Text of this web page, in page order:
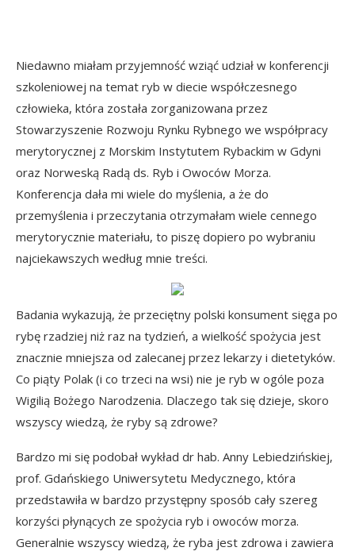
Niedawno miałam przyjemność wziąć udział w konferencji
szkoleniowej na temat ryb w diecie współczesnego
człowieka, która została zorganizowana przez
Stowarzyszenie Rozwoju Rynku Rybnego we współpracy
merytorycznej z Morskim Instytutem Rybackim w Gdyni
oraz Norweską Radą ds. Ryb i Owoców Morza.
Konferencja dała mi wiele do myślenia, a że do
przemyślenia i przeczytania otrzymałam wiele cennego
merytorycznie materiału, to piszę dopiero po wybraniu
najciekawszych według mnie treści.
Badania wykazują, że przeciętny polski konsument sięga po
rybę rzadziej niż raz na tydzień, a wielkość spożycia jest
znacznie mniejsza od zalecanej przez lekarzy i dietetyków.
Co piąty Polak (i co trzeci na wsi) nie je ryb w ogóle poza
Wigilią Bożego Narodzenia. Dlaczego tak się dzieje, skoro
wszyscy wiedzą, że ryby są zdrowe?
Bardzo mi się podobał wykład dr hab. Anny Lebiedzińskiej,
prof. Gdańskiego Uniwersytetu Medycznego, która
przedstawiła w bardzo przystępny sposób cały szereg
korzyści płynących ze spożycia ryb i owoców morza.
Generalnie wszyscy wiedzą, że ryba jest zdrowa i zawiera